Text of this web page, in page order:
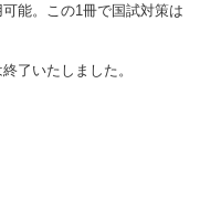
能。この1冊で国試対策は
了いたしました。